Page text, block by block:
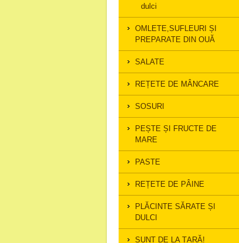
dulci
OMLETE,SUFLEURI ȘI
PREPARATE DIN OUĂ
SALATE
REȚETE DE MÂNCARE
SOSURI
PEȘTE ȘI FRUCTE DE
MARE
PASTE
REȚETE DE PÂINE
PLĂCINTE SĂRATE ȘI
DULCI
SUNT DE LA ȚARĂ!